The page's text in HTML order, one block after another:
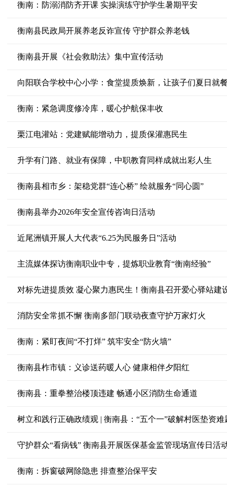
衡南：防溺消防齐开课 实操演练守护学生暑期平安
衡南县民政局开展养老反诈宣传 守护群众养老钱
衡南县开展《社会救助法》集中宣传活动
向阳联合学校中心小学：食堂提质焕新，让孩子们夏日就
衡南：紧急调度修冷库，暖心护航保丰收
栗江电灌站：党建赋能增动力，提质保灌惠民生
升学有门路、就业有保障，中职教育同样成就出彩人生
衡南县相市乡：架稳党群“连心桥” 绘就服务“同心圆”
衡南县举办2026年安全宣传咨询日活动
近尾洲镇开展人大代表“6.25为民服务日”活动
主流媒体探访衡南职业中专，提炼职业教育“衡南经验”
对标先进提质效 凝心聚力惠民生！衡南县召开爱心驿站建
消防安全常抓不懈 衡南多部门联动夜查守护万家灯火
衡南：紧盯夜间“不打烊” 筑牢安全“防火墙”
衡南县柞市镇：义诊送药暖人心 健康相伴夕阳红
衡南县：重拳整治楼顶违建 畅通小区消防生命通道
树立和践行正确政绩观 | 衡南县：“五个一”破解村医垫资
守护群众“看病钱” 衡南县开展医保基金监管现场宣传日活
衡南：拆窗破网除隐患 排查整治保平安